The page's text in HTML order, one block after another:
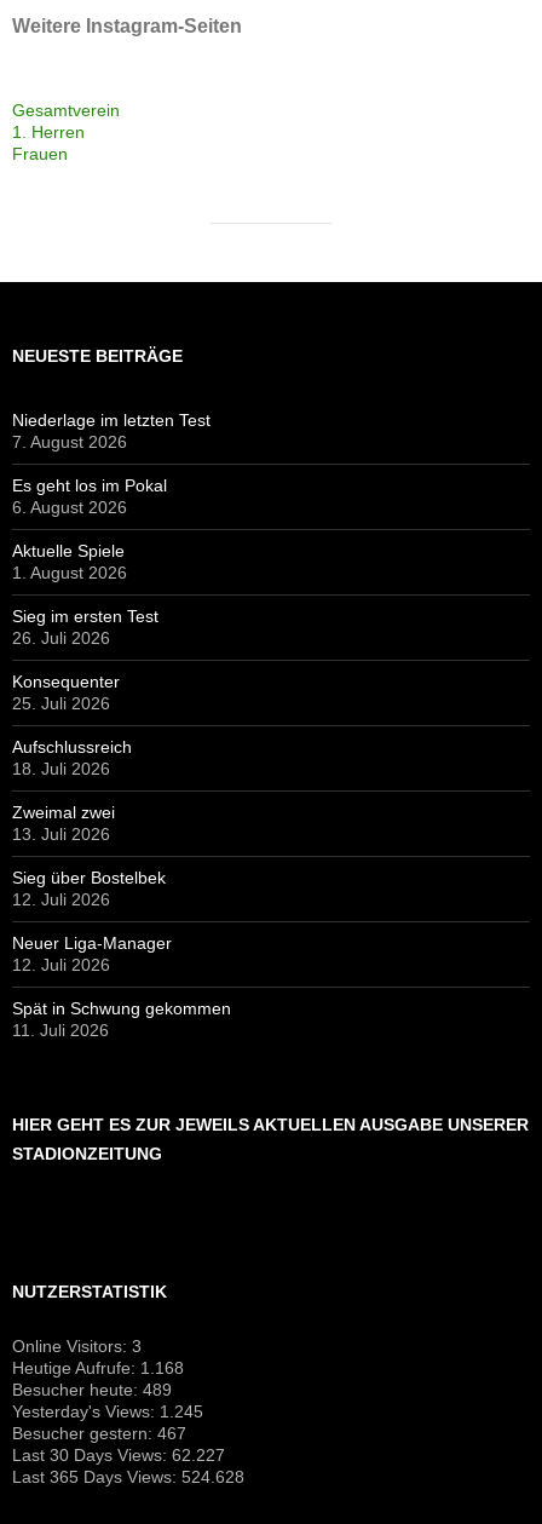
Weitere Instagram-Seiten
Gesamtverein
1. Herren
Frauen
NEUESTE BEITRÄGE
Niederlage im letzten Test
7. August 2026
Es geht los im Pokal
6. August 2026
Aktuelle Spiele
1. August 2026
Sieg im ersten Test
26. Juli 2026
Konsequenter
25. Juli 2026
Aufschlussreich
18. Juli 2026
Zweimal zwei
13. Juli 2026
Sieg über Bostelbek
12. Juli 2026
Neuer Liga-Manager
12. Juli 2026
Spät in Schwung gekommen
11. Juli 2026
HIER GEHT ES ZUR JEWEILS AKTUELLEN AUSGABE UNSERER
STADIONZEITUNG
NUTZERSTATISTIK
Online Visitors: 3
Heutige Aufrufe: 1.168
Besucher heute: 489
Yesterday's Views: 1.245
Besucher gestern: 467
Last 30 Days Views: 62.227
Last 365 Days Views: 524.628